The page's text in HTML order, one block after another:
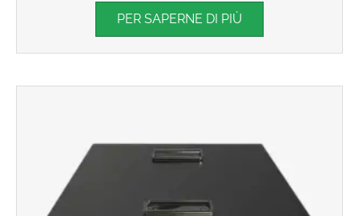
PER SAPERNE DI PIÙ